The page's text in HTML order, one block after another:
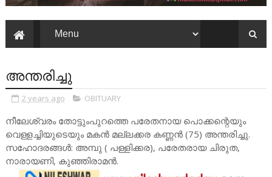
അന്തരിച്ചു
2 years ago OBITUARY
നീലേശ്വരം തോട്ടുംപുറത്തെ പരേതനായ പൊക്കന്റെയും
വെള്ളച്ചിയുടെയും മകൻ മല്ലക്കര കണ്ണൻ (75) അന്തരിച്ചു.
സഹോദരങ്ങൾ: അമ്പു ( പള്ളിക്കര), പരേതരായ ചിരുത,
നാരായണി, കുഞ്ഞിരാമൻ.